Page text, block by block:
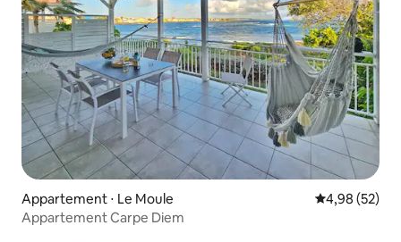
Appartement ⋅ Le Moule Évaluation
4,98 (52)
Appartement Carpe Diem